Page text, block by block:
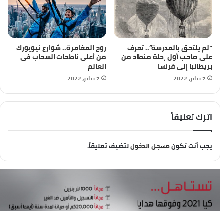
“لم يلتحق بالمدرسة”.. تعرف
على صاحب أول رحلة منطاد من
بريطانيا إلى فرنسا
7 يناير، 2022
روح المغامرة.. شوارع نيويورك
من أعلى ناطحات السحاب فى
العالم
7 يناير، 2022
اترك تعليقاً
يجب أنت تكونمسجل الدخوللتضيف تعليقاً.